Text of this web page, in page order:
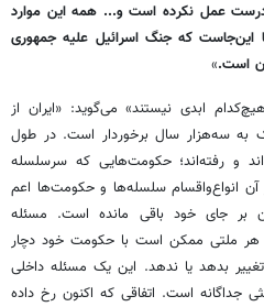
عمل نکرده است و... همه این موارد
که جنگ اسرائیل علیه جمهوری
است.»
ابدی نیستند» می‌گوید: «ایران از
به سه‌هزار سال برخوردار است. در طول
و رفته‌اند؛ حکومت‌هایی که سرسلسله
انواع‌واقسام سلسله‌ها و حکومت‌ها اعم
بر جای خود باقی مانده است. مسئله
ملتی ممکن است با حکومت خود دچار
بدهد یا ندهد. این یک مسئله داخلی
است. اتفاقی که اکنون رخ داده